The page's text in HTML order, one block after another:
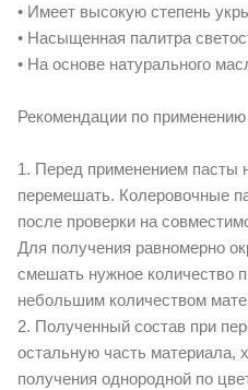
• Имеет высокую степень
• Насыщенная палитра
• На основе натурального
Рекомендации по применению
1. Перед применением пасты
перемешать. Колеровочные
после проверки на
Для получения равномерно
смешать нужное количество
небольшим количеством
2. Полученный состав при
остальную часть материала,
получения однородной по